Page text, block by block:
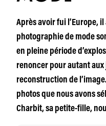
Après avoir fui l’Europe,
photographie de mode
en pleine période
renoncer pour autant
reconstruction de
photos que nous avons
Charbit, sa petite-fille,